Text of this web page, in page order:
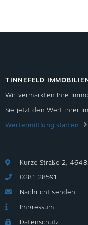
TINNEFELD
Wir vermarkten Ihre
Sie jetzt den Wert Ihrer
Wertermittlung starten
Kurze Straße 2,
0281 28591
Nachricht senden
Impressum
Datenschutz